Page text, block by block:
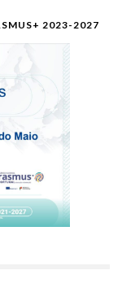
2023-2027